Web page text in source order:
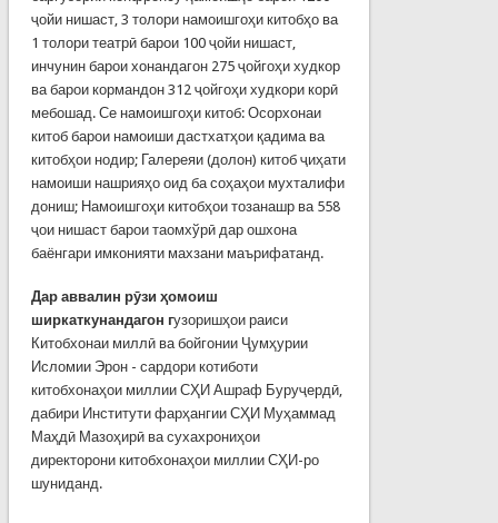
ҷойи нишаст, 3 толори намоишгоҳи китобҳо ва
1 толори театрӣ барои 100 ҷойи нишаст,
инчунин барои хонандагон 275 ҷойгоҳи худкор
ва барои кормандон 312 ҷойгоҳи худкори корӣ
мебошад. Се намо­ишгоҳи китоб: Осорхонаи
китоб барои намоиши дастхатҳои қадима ва
китобҳои нодир; Галереяи (долон) китоб ҷиҳати
намоиши нашрияҳо оид ба соҳаҳои мухталифи
дониш; Намоишгоҳи китобҳои тозанашр ва 558
ҷои нишаст барои таомхўрӣ дар ошхона
баёнгари имко­нияти махзани маърифатанд.
Дар аввалин рӯзи ҳомоиш
ширкаткунандагон гузоришҳои раиси
Китобхонаи миллӣ ва бойгонии Ҷумҳурии
Исломии Эрон - сардори котиботи
китобхонаҳои миллии СҲИ Ашраф Буруҷердӣ,
дабири Институти фарҳангии СҲИ Муҳаммад
Маҳдӣ Мазоҳирӣ ва сухахрониҳои
директорони китобхонаҳои миллии СҲИ-ро
шуниданд.